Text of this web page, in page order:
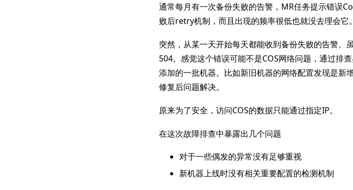
通常每月有一次备份失败的告警，MR任务提示错误
败后retry机制，而且出现的频率很低也就没去理会它。
突然，从某一天开始每天都能收到备份失败的告警
504。感觉这个错误可能不是COS网络问题，通过排
添加的一批机器。比如新旧机器的网络配置发现是新
修复后问题解决。
原来为了安全，访问COS的数据只能通过指定IP。
在这次故障排查中暴露出几个问题
对于一些偶发的异常没有足够重视
新机器上线时没有相关重要配置的检测机制